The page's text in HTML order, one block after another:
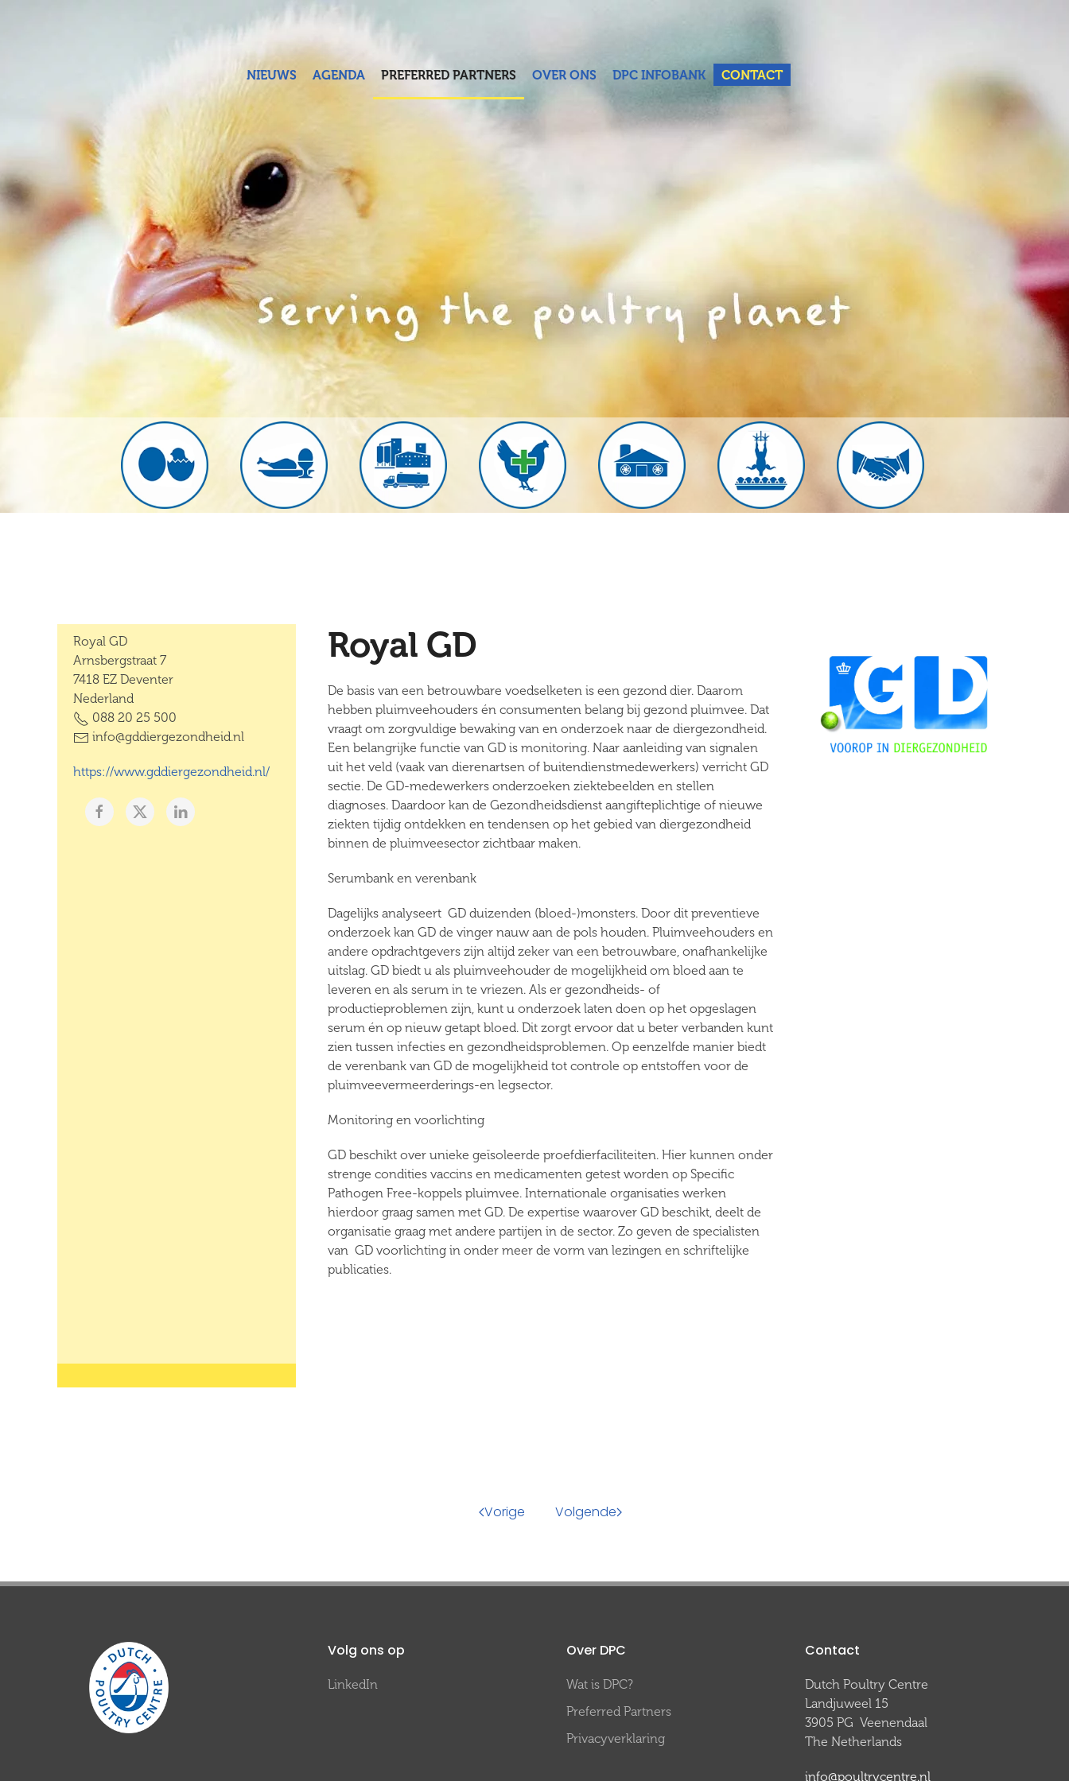
NIEUWS AGENDA PREFERRED PARTNERS OVER ONS DPC INFOBANK CONTACT
Royal GD
Arnsbergstraat 7
7418 EZ Deventer
Nederland
088 20 25 500
info@gddiergezondheid.nl
https://www.gddiergezondheid.nl/
Royal GD
De basis van een betrouwbare voedselketen is een gezond dier. Daarom
hebben pluimveehouders én consumenten belang bij gezond pluimvee. Dat
vraagt om zorgvuldige bewaking van en onderzoek naar de diergezondheid.
Een belangrijke functie van GD is monitoring. Naar aanleiding van signalen
uit het veld (vaak van dierenartsen of buitendienstmedewerkers) verricht GD
sectie. De GD-medewerkers onderzoeken ziektebeelden en stellen
diagnoses. Daardoor kan de Gezondheidsdienst aangifteplichtige of nieuwe
ziekten tijdig ontdekken en tendensen op het gebied van diergezondheid
binnen de pluimveesector zichtbaar maken.
Serumbank en verenbank
Dagelijks analyseert GD duizenden (bloed-)monsters. Door dit preventieve
onderzoek kan GD de vinger nauw aan de pols houden. Pluimveehouders en
andere opdrachtgevers zijn altijd zeker van een betrouwbare, onafhankelijke
uitslag. GD biedt u als pluimveehouder de mogelijkheid om bloed aan te
leveren en als serum in te vriezen. Als er gezondheids- of
productieproblemen zijn, kunt u onderzoek laten doen op het opgeslagen
serum én op nieuw getapt bloed. Dit zorgt ervoor dat u beter verbanden kunt
zien tussen infecties en gezondheidsproblemen. Op eenzelfde manier biedt
de verenbank van GD de mogelijkheid tot controle op entstoffen voor de
pluimveevermeerderings-en legsector.
Monitoring en voorlichting
GD beschikt over unieke geïsoleerde proefdierfaciliteiten. Hier kunnen onder
strenge condities vaccins en medicamenten getest worden op Specific
Pathogen Free-koppels pluimvee. Internationale organisaties werken
hierdoor graag samen met GD. De expertise waarover GD beschikt, deelt de
organisatie graag met andere partijen in de sector. Zo geven de specialisten
van GD voorlichting in onder meer de vorm van lezingen en schriftelijke
publicaties.
Vorige Volgende
Volg ons op
LinkedIn
Over DPC
Wat is DPC?
Preferred Partners
Privacyverklaring
Contact
Dutch Poultry Centre
Landjuweel 15
3905 PG Veenendaal
The Netherlands
info@poultrycentre.nl